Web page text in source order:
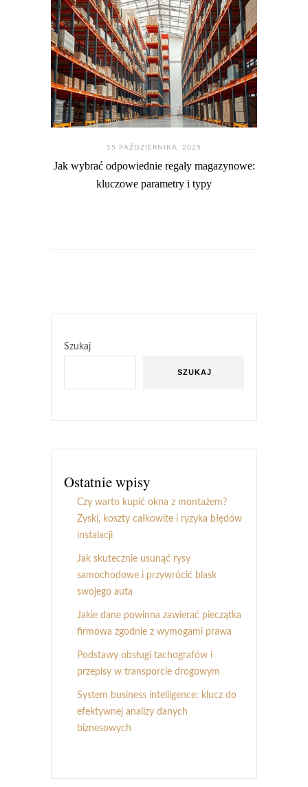
15 PAŹDZIERNIKA. 2025
Jak wybrać odpowiednie regały magazynowe:
kluczowe parametry i typy
Szukaj
SZUKAJ
Ostatnie wpisy
Czy warto kupić okna z montażem?
Zyski, koszty całkowite i ryzyka błędów
instalacji
Jak skutecznie usunąć rysy
samochodowe i przywrócić blask
swojego auta
Jakie dane powinna zawierać pieczątka
firmowa zgodnie z wymogami prawa
Podstawy obsługi tachografów i
przepisy w transporcie drogowym
System business intelligence: klucz do
efektywnej analizy danych
biznesowych